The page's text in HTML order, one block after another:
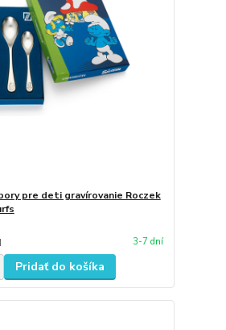
pre deti gravírovanie Roczek
3-7 dní
Pridať do košíka